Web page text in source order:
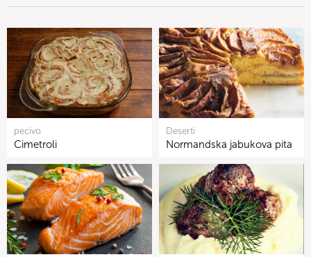
pecivo
Cimetroli
Deserti
Normandska jabukova pita